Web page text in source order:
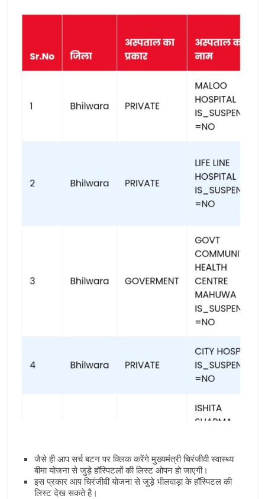
जैसे ही आप सर्च बटन पर क्लिक करेंगे मुख्‍यमंत्री चिरंजीवी स्‍वास्‍थ्‍य
बीमा योजना से जुड़े हॉस्पिटलों की लिस्‍ट ओपन हो जाएगी।
इस प्रकार आप चिरंजीवी योजना से जुड़े भीलवाड़ा के हॉस्पिटल की
लिस्‍ट देख सकते है।